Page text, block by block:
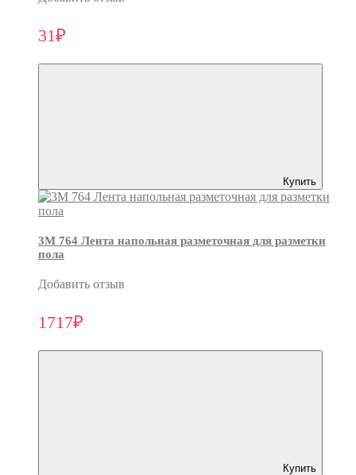
31₽
Купить
3M 764 Лента напольная разметочная для разметки
пола
Добавить отзыв
1717₽
Купить